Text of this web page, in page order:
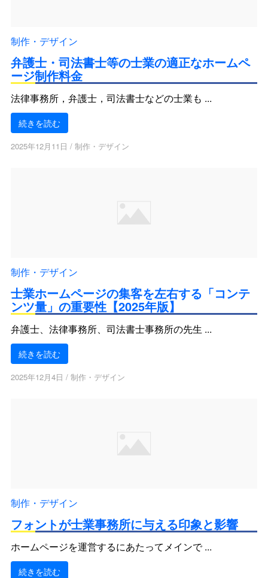
制作・デザイン
弁護士・司法書士等の士業の適正なホームペ
ージ制作料金
法律事務所，弁護士，司法書士などの士業も ...
続きを読む
2025年12月11日 / 制作・デザイン
制作・デザイン
士業ホームページの集客を左右する「コンテ
ンツ量」の重要性【2025年版】
弁護士、法律事務所、司法書士事務所の先生 ...
続きを読む
2025年12月4日 / 制作・デザイン
制作・デザイン
フォントが士業事務所に与える印象と影響
ホームページを運営するにあたってメインで ...
続きを読む